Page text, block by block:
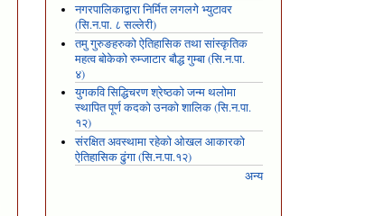
नगरपालिकाद्वारा निर्मित लगलगे भ्युटावर
(सि.न.पा. ८ सल्लेरी)
तमु गुरुङहरुको ऐतिहासिक तथा सांस्कृतिक
महत्व बोकेको रुम्जाटार बौद्ध गुम्बा (सि.न.पा.
४)
युगकवि सिद्धिचरण श्रेष्ठको जन्म थलोमा
स्थापित पूर्ण कदको उनको शालिक (सि.न.पा.
१२)
संरक्षित अवस्थामा रहेको ओखल आकारको
ऐतिहासिक ढुंगा (सि.न.पा.१२)
अन्य